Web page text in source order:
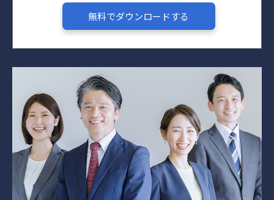
無料でダウンロードする